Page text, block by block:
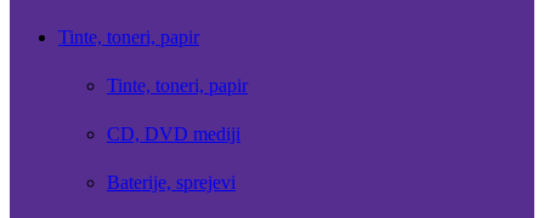
Tinte, toneri, papir
Tinte, toneri, papir
CD, DVD mediji
Baterije, sprejevi